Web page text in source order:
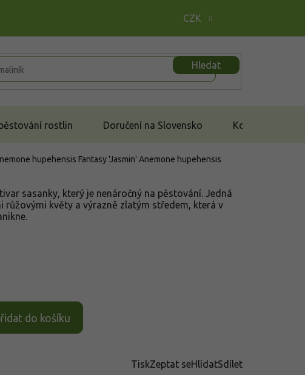
CZK
Hledat
rostlin Doručení na Slovensko Kontakt
hupehensis Fantasy 'Jasmin' Anemone hupehensis
do košíku
sasanky, který je nenáročný na pěstování. Jedná
růžovými květy a výrazně zlatým středem, která v
TiskZeptat seHlídatSdílet